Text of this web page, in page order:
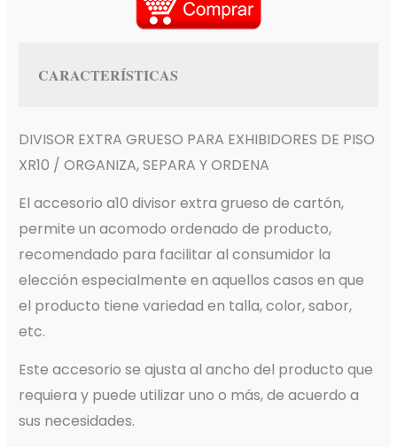
CARACTERÍSTICAS
DIVISOR EXTRA GRUESO PARA EXHIBIDORES DE PISO
XR10 / ORGANIZA, SEPARA Y ORDENA
El accesorio a10 divisor extra grueso de cartón,
permite un acomodo ordenado de producto,
recomendado para facilitar al consumidor la
elección especialmente en aquellos casos en que
el producto tiene variedad en talla, color, sabor,
etc.
Este accesorio se ajusta al ancho del producto que
requiera y puede utilizar uno o más, de acuerdo a
sus necesidades.